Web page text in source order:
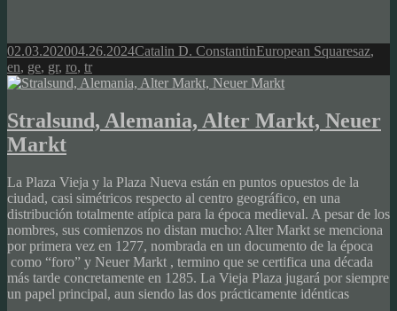
Posted
on
02.03.202004.26.2024Author
Catalin D. ConstantinCategories
European SquaresTags
az,
en, ge, gr, ro, tr
Stralsund, Alemania, Alter Markt, Neuer
Markt
La Plaza Vieja y la Plaza Nueva están en puntos opuestos de la
ciudad, casi simétricos respecto al centro geográfico, en una
distribución totalmente atípica para la época medieval. A pesar de los
nombres, sus comienzos no distan mucho: Alter Markt se menciona
por primera vez en 1277, nombrada en un documento de la época
como “foro” y Neuer Markt , termino que se certifica una década
más tarde concretamente en 1285. La Vieja Plaza jugará por siempre
un papel principal, aun siendo las dos prácticamente idénticas